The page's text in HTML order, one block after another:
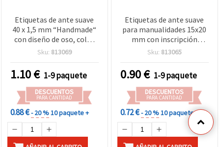
Etiquetas de ante suave
40 x 1,5 mm “Handmade“
con diseño de oso, color
champán - 10 piezas
Sku: 813069
1.10€ 1-9 paquete
DESCUENTOS
PARA CANTIDAD
0.88 €- 20 %10 paquete +
Etiquetas de ante suave
para manualidades 15x20
mm con inscripción
“Handmade“, color beige
Sku: 813065
0.90€ 1-9 paquete
DESCUENTOS
PARA CANTIDAD
0.72 €- 20 %10 paquete +